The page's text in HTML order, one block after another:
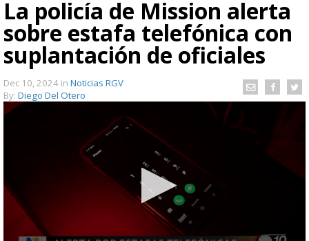
La policía de Mission alerta
sobre estafa telefónica con
suplantación de oficiales
Dec 10, 2024 in Noticias RGV
By: Diego Del Otero